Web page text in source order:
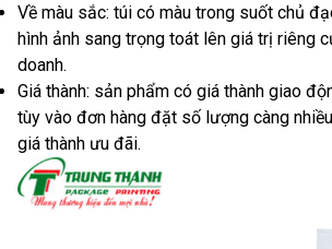
Về màu sắc: túi có màu trong suốt chủ
hình ảnh sang trọng toát lên giá trị riêng
doanh.
Giá thành: sản phẩm có giá thành giao
tùy vào đơn hàng đặt số lượng càng
giá thành ưu đãi.